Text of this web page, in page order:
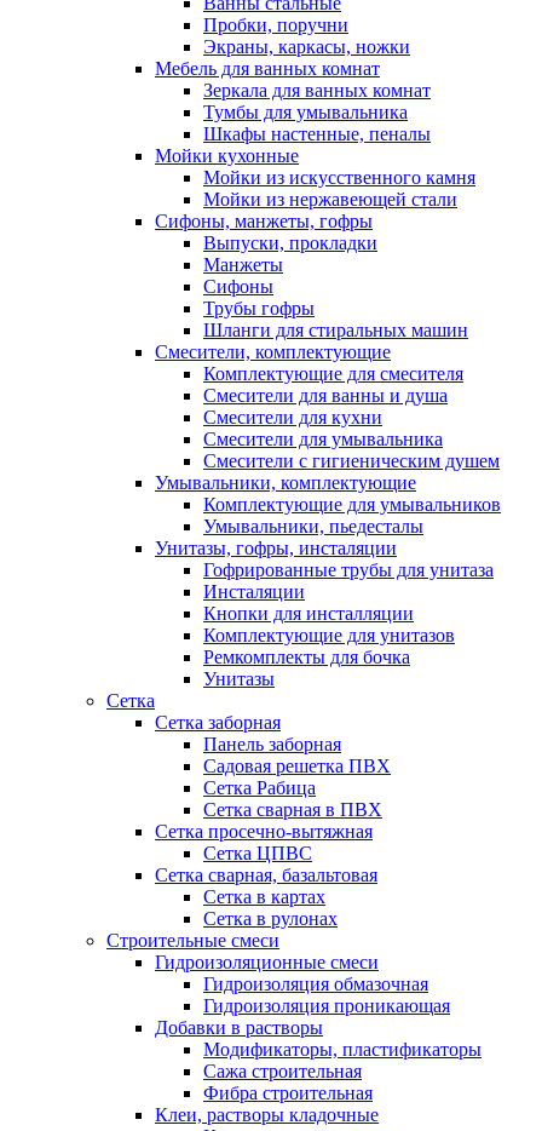
Пробки, поручни
Экраны, каркасы, ножки
Мебель для ванных комнат
Зеркала для ванных комнат
Тумбы для умывальника
Шкафы настенные, пеналы
Мойки кухонные
Мойки из искусственного камня
Мойки из нержавеющей стали
Сифоны, манжеты, гофры
Выпуски, прокладки
Манжеты
Сифоны
Трубы гофры
Шланги для стиральных машин
Смесители, комплектующие
Комплектующие для смесителя
Смесители для ванны и душа
Смесители для кухни
Смесители для умывальника
Смесители с гигиеническим душем
Умывальники, комплектующие
Комплектующие для умывальников
Умывальники, пьедесталы
Унитазы, гофры, инсталяции
Гофрированные трубы для унитаза
Инсталяции
Кнопки для инсталляции
Комплектующие для унитазов
Ремкомплекты для бочка
Унитазы
Сетка
Сетка заборная
Панель заборная
Садовая решетка ПВХ
Сетка Рабица
Сетка сварная в ПВХ
Сетка просечно-вытяжная
Сетка ЦПВС
Сетка сварная, базальтовая
Сетка в картах
Сетка в рулонах
Строительные смеси
Гидроизоляционные смеси
Гидроизоляция обмазочная
Гидроизоляция проникающая
Добавки в растворы
Модификаторы, пластификаторы
Сажа строительная
Фибра строительная
Клеи, растворы кладочные